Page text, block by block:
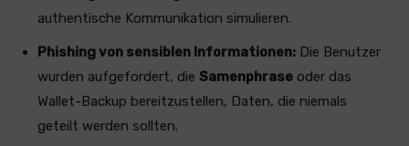
authentische Kommunikation simulieren.
Phishing von sensiblen Informationen: Die Benutzer
wurden aufgefordert, die Samenphrase oder das
Wallet-Backup bereitzustellen, Daten, die niemals
geteilt werden sollten.